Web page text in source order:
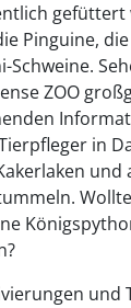
Pinguine,
Schweine.
ZOO
in
und
und